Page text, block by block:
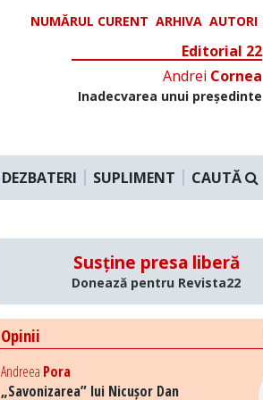
NUMĂRUL CURENT ARHIVA AUTORI
Editorial 22
Andrei Cornea
Inadecvarea unui președinte
DEZBATERI SUPLIMENT CAUTĂ
Susține presa liberă
Donează pentru Revista22
Opinii
Andreea Pora
„Savonizarea” lui Nicușor Dan